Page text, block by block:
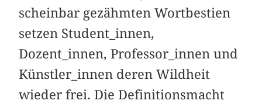
scheinbar gezähmten Wortbestien
setzen Student_innen,
Dozent_innen, Professor_innen und
Künstler_innen deren Wildheit
wieder frei. Die Definitionsmacht